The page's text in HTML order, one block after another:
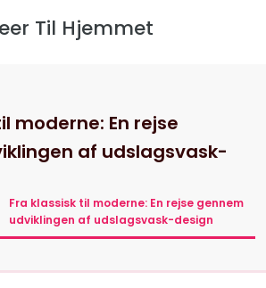
Til Hjemmet
moderne: En rejse
af udslagsvask-
Fra klassisk til moderne: En rejse gennem
udviklingen af udslagsvask-design